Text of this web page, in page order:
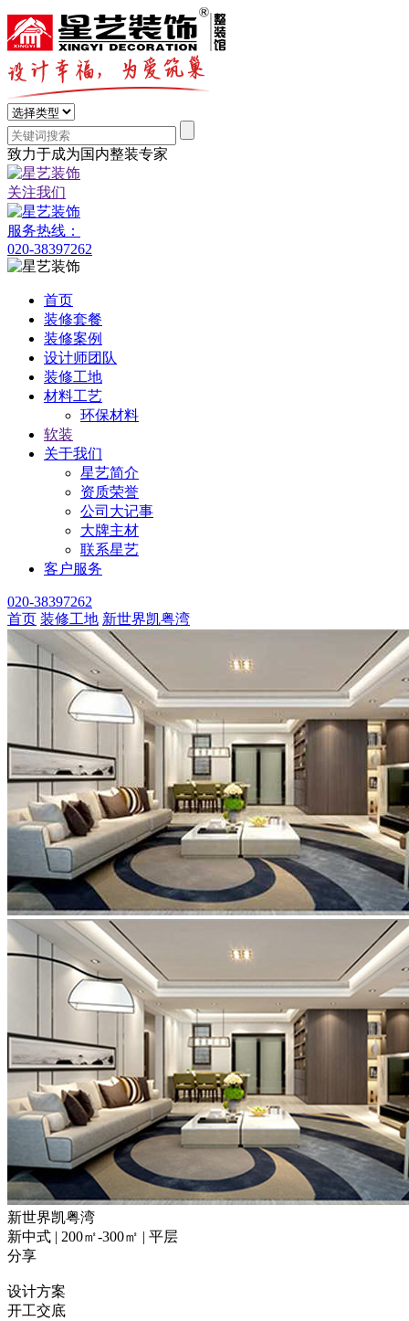
致力于成为国内整装专家
关注我们
服务热线：
020-38397262
首页
装修套餐
装修案例
设计师团队
装修工地
材料工艺
环保材料
软装
关于我们
星艺简介
资质荣誉
公司大记事
大牌主材
联系星艺
客户服务
020-38397262
首页 装修工地 新世界凯粤湾
新世界凯粤湾
新中式 | 200㎡-300㎡ | 平层
分享
设计方案
开工交底